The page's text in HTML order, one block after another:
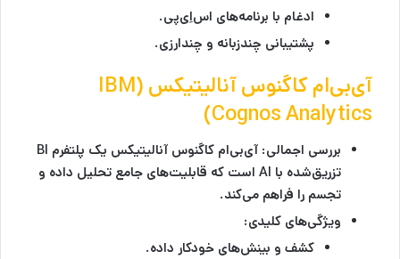
ادغام با برنامه‌های اس‌اِی‌پی.
پشتیبانی چندزبانه و چندارزی.
آی‌بی‌ام کاگنوس آنالیتیکس (IBM
Cognos Analytics)
بررسی اجمالی:
آی‌بی‌ام کاگنوس آنالیتیکس یک پلتفرم BI
تزریق‌شده با AI است که قابلیت‌های جامع تحلیل داده و
تجسم را فراهم می‌کند.
ویژگی‌های کلیدی:
کشف و بینش‌های خودکار داده.